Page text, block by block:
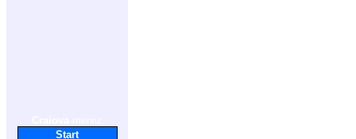
Start